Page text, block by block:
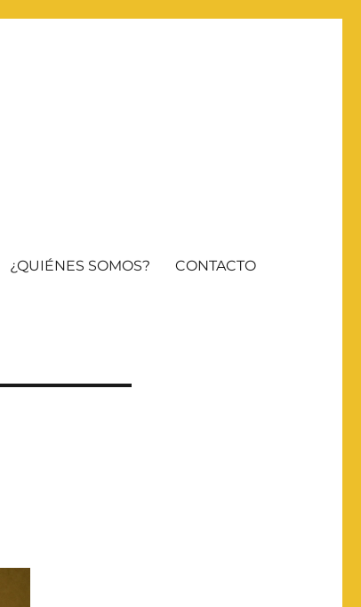
¿QUIÉNES SOMOS? CONTACTO